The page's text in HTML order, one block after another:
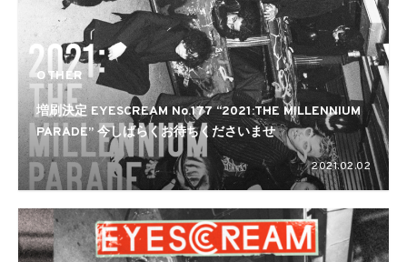
OTHER
増刷決定 EYESCREAM No.177 “2021:THE MILLENNIUM
PARADE” 今しばらくお待ちくださいませ
2021.02.02